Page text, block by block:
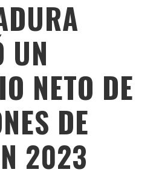
UN
NETO DE
DE
2023